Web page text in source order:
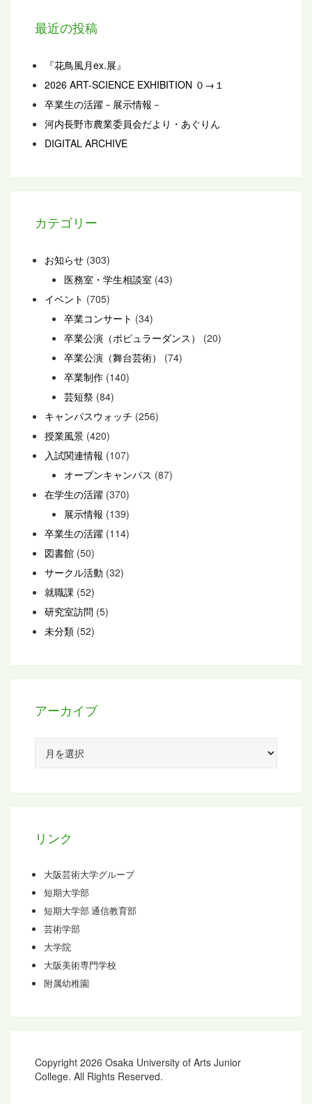
最近の投稿
『花鳥風月ex.展』
2026 ART-SCIENCE EXHIBITION ０→１
卒業生の活躍－展示情報－
河内長野市農業委員会だより・あぐりん
DIGITAL ARCHIVE
カテゴリー
お知らせ (303)
医務室・学生相談室 (43)
イベント (705)
卒業コンサート (34)
卒業公演（ポピュラーダンス）
(20)
卒業公演（舞台芸術）
(74)
卒業制作 (140)
芸短祭 (84)
キャンパスウォッチ (256)
授業風景 (420)
入試関連情報 (107)
オープンキャンパス (87)
在学生の活躍 (370)
展示情報 (139)
卒業生の活躍 (114)
図書館 (50)
サークル活動 (32)
就職課 (52)
研究室訪問 (5)
未分類 (52)
アーカイブ
カ
リンク
大阪芸術大学グループ
短期大学部
短期大学部 通信教育部
芸術学部
大学院
大阪美術専門学校
附属幼稚園
Copyright 2026 Osaka University of Arts Junior
College. All Rights Reserved.